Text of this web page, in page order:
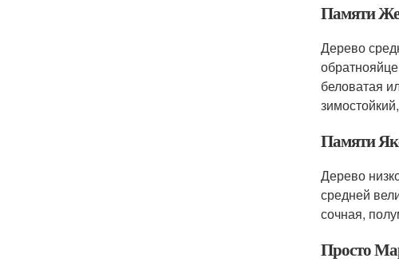
Памяти
Дерево
беловатая
Памяти
Дерево
средней
сочная,
Просто